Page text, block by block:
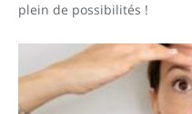
plein de possibilités !